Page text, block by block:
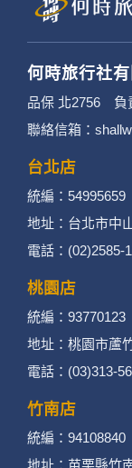
個別的隱私
3. 您個人
天室或討論
經加密的保
隱私權保
二、個資蒐
2. 蒐集目
管理、會
活動。
3. 個人資
何時旅行社有
品保 北2756 負
聯絡信箱：
台北店
統編：
地址：台北市中
電話：
桃園店
統編：
地址：桃園市蘆
電話：(03)313-
竹南店
統編：
地址：苗栗縣竹